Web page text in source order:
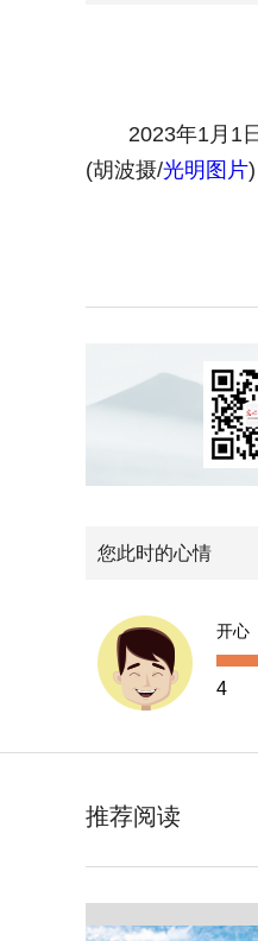
2023年1月1日
(胡波摄/光明图片)
您此时的心情
开心
4
推荐阅读